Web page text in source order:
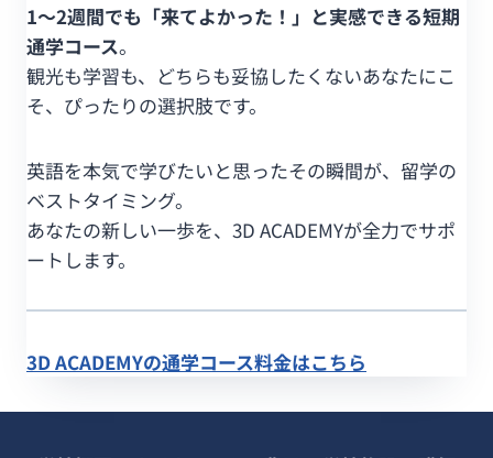
1〜2週間でも「来てよかった！」と実感できる短期
通学コース。
観光も学習も、どちらも妥協したくないあなたにこ
そ、ぴったりの選択肢です。
英語を本気で学びたいと思ったその瞬間が、留学の
ベストタイミング。
あなたの新しい一歩を、3D ACADEMYが全力でサポ
ートします。
3D ACADEMYの通学コース料金はこちら